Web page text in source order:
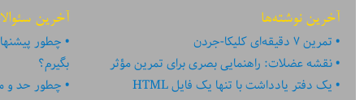
آخرین نوشته‌ها
تمرین ۷ دقیقه‌ای کلیکا-جردن
نقشه عضلات: راهنمایی بصری برای تمرین مؤثر
یک دفتر یادداشت با تنها یک فایل HTML
آخرین
چطور
بگیرم؟
چطور حد و